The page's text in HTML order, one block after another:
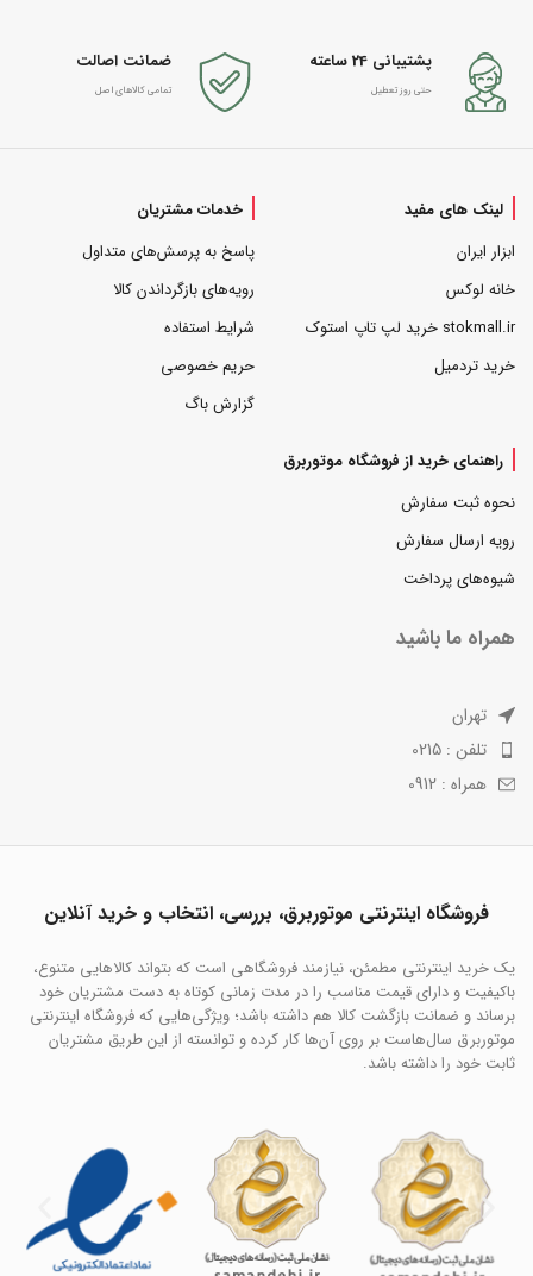
پشتیبانی 24 ساعته
حتی روز تعطیل
ضمانت اصالت
تمامی کالاهای اصل
لینک های مفید
ابزار ایران
خانه لوکس
stokmall.ir خرید لپ تاپ استوک
خرید تردمیل
خدمات مشتریان
پاسخ به پرسش‌های متداول
رویه‌های بازگرداندن کالا
شرایط استفاده
حریم خصوصی
گزارش باگ
راهنمای خرید از فروشگاه موتوربرق
نحوه ثبت سفارش
رویه ارسال سفارش
شیوه‌های پرداخت
همراه ما باشید
تهران
تلفن : 0215
همراه : 0912
فروشگاه اینترنتی موتوربرق، بررسی، انتخاب و خرید آنلاین
یک خرید اینترنتی مطمئن، نیازمند فروشگاهی است که بتواند کالاهایی متنوع،
باکیفیت و دارای قیمت مناسب را در مدت زمانی کوتاه به دست مشتریان خود
برساند و ضمانت بازگشت کالا هم داشته باشد؛ ویژگی‌هایی که فروشگاه اینترنتی
موتوربرق سال‌هاست بر روی آن‌ها کار کرده و توانسته از این طریق مشتریان
ثابت خود را داشته باشد.